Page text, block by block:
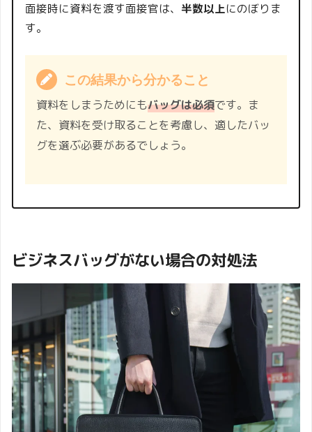
面接時に資料を渡す面接官は、半数以上にのぼりま
す。
この結果から分かること
資料をしまうためにもバッグは必須です。ま
た、資料を受け取ることを考慮し、適したバッ
グを選ぶ必要があるでしょう。
ビジネスバッグがない場合の対処法